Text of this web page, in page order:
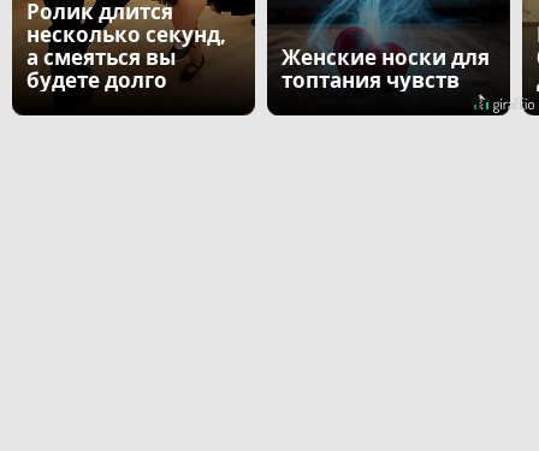
Ролик длится
несколько секунд,
а смеяться вы
будете долго
Женские носки для
топтания чувств